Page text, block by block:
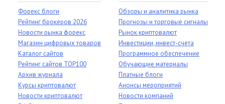
Форекс блоги
Рейтинг брокеров 2026
Новости рынка форекс
Магазин цифровых товаров
Каталог сайтов
Рейтинг сайтов TOP100
Архив журнала
Курсы криптовалют
Новости криптовалют
Обзоры и аналитика рынка
Прогнозы и торговые сигналы
Рынок криптовалют
Инвестиции, инвест-счета
Программное обеспечение
Обучающие материалы
Платные блоги
Анонсы мероприятий
Новости компаний